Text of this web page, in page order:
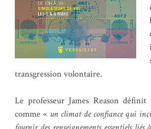
transgression volontaire.
Le professeur James Reason
comme « un climat de confiance qui